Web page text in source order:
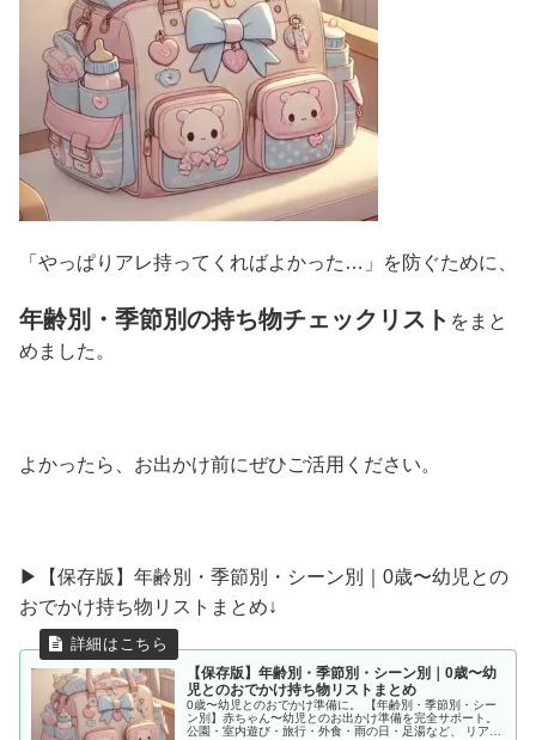
「やっぱりアレ持ってくればよかった…」を防ぐために、
年齢別・季節別の持ち物チェックリスト をまと
めました。
よかったら、お出かけ前にぜひご活用ください。
▶︎【保存版】年齢別・季節別・シーン別｜0歳〜幼児との
おでかけ持ち物リストまとめ↓
【保存版】年齢別・季節別・シーン別｜0歳〜幼
児とのおでかけ持ち物リストまとめ
0歳〜幼児とのおでかけ準備に。 【年齢別・季節別・シー
ン別】赤ちゃん〜幼児とのお出かけ準備を完全サポート。
公園・室内遊び・旅行・外食・雨の日・足湯など、 リアル